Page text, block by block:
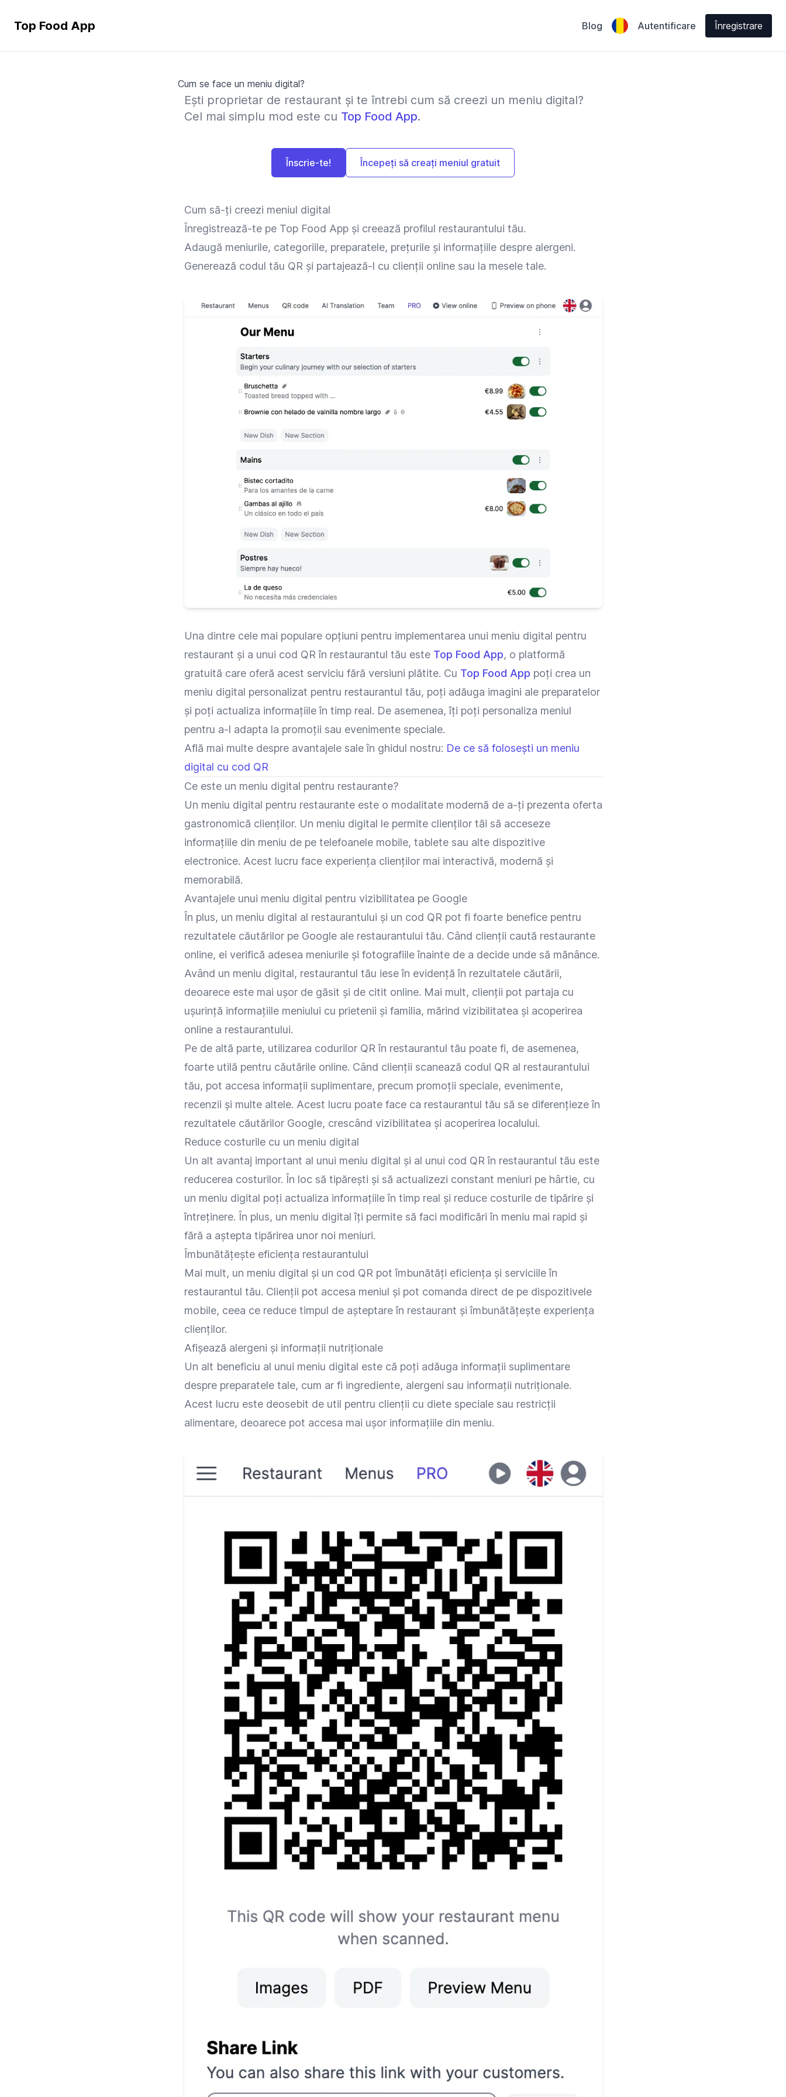
Top Food App Blog Autentificare Înregistrare
Cum se face un meniu digital?
Ești proprietar de restaurant și te întrebi cum să creezi un meniu digital?
Cel mai simplu mod este cu Top Food App.
Înscrie-te! Începeți să creați meniul gratuit
Cum să-ți creezi meniul digital
Înregistrează-te pe Top Food App și creează profilul restaurantului tău.
Adaugă meniurile, categoriile, preparatele, prețurile și informațiile despre alergeni.
Generează codul tău QR și partajează-l cu clienții online sau la mesele tale.
Una dintre cele mai populare opțiuni pentru implementarea unui meniu digital pentru
restaurant și a unui cod QR în restaurantul tău este Top Food App, o platformă
gratuită care oferă acest serviciu fără versiuni plătite. Cu Top Food App poți crea un
meniu digital personalizat pentru restaurantul tău, poți adăuga imagini ale preparatelor
și poți actualiza informațiile în timp real. De asemenea, îți poți personaliza meniul
pentru a-l adapta la promoții sau evenimente speciale.
Află mai multe despre avantajele sale în ghidul nostru: De ce să folosești un meniu
digital cu cod QR
Ce este un meniu digital pentru restaurante?
Un meniu digital pentru restaurante este o modalitate modernă de a-ți prezenta oferta
gastronomică clienților. Un meniu digital le permite clienților tăi să acceseze
informațiile din meniu de pe telefoanele mobile, tablete sau alte dispozitive
electronice. Acest lucru face experiența clienților mai interactivă, modernă și
memorabilă.
Avantajele unui meniu digital pentru vizibilitatea pe Google
În plus, un meniu digital al restaurantului și un cod QR pot fi foarte benefice pentru
rezultatele căutărilor pe Google ale restaurantului tău. Când clienții caută restaurante
online, ei verifică adesea meniurile și fotografiile înainte de a decide unde să mănânce.
Având un meniu digital, restaurantul tău iese în evidență în rezultatele căutării,
deoarece este mai ușor de găsit și de citit online. Mai mult, clienții pot partaja cu
ușurință informațiile meniului cu prietenii și familia, mărind vizibilitatea și acoperirea
online a restaurantului.
Pe de altă parte, utilizarea codurilor QR în restaurantul tău poate fi, de asemenea,
foarte utilă pentru căutările online. Când clienții scanează codul QR al restaurantului
tău, pot accesa informații suplimentare, precum promoții speciale, evenimente,
recenzii și multe altele. Acest lucru poate face ca restaurantul tău să se diferențieze în
rezultatele căutărilor Google, crescând vizibilitatea și acoperirea localului.
Reduce costurile cu un meniu digital
Un alt avantaj important al unui meniu digital și al unui cod QR în restaurantul tău este
reducerea costurilor. În loc să tipărești și să actualizezi constant meniuri pe hârtie, cu
un meniu digital poți actualiza informațiile în timp real și reduce costurile de tipărire și
întreținere. În plus, un meniu digital îți permite să faci modificări în meniu mai rapid și
fără a aștepta tipărirea unor noi meniuri.
Îmbunătățește eficiența restaurantului
Mai mult, un meniu digital și un cod QR pot îmbunătăți eficiența și serviciile în
restaurantul tău. Clienții pot accesa meniul și pot comanda direct de pe dispozitivele
mobile, ceea ce reduce timpul de așteptare în restaurant și îmbunătățește experiența
clienților.
Afișează alergeni și informații nutriționale
Un alt beneficiu al unui meniu digital este că poți adăuga informații suplimentare
despre preparatele tale, cum ar fi ingrediente, alergeni sau informații nutriționale.
Acest lucru este deosebit de util pentru clienții cu diete speciale sau restricții
alimentare, deoarece pot accesa mai ușor informațiile din meniu.